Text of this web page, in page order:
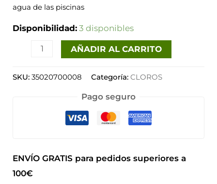
agua de las piscinas
Disponibilidad: 3 disponibles
AÑADIR AL CARRITO
SKU:35020700008 Categoría:CLOROS
Pago seguro
ENVÍO GRATIS para pedidos superiores a
100€